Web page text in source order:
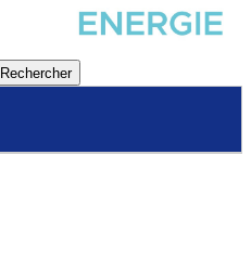
Rechercher